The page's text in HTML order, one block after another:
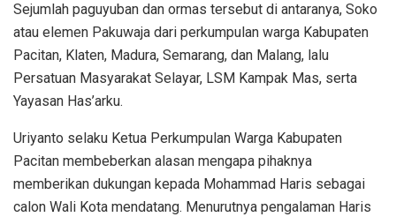
Sejumlah paguyuban dan ormas tersebut di antaranya, Soko
atau elemen Pakuwaja dari perkumpulan warga Kabupaten
Pacitan, Klaten, Madura, Semarang, dan Malang, lalu
Persatuan Masyarakat Selayar, LSM Kampak Mas, serta
Yayasan Has’arku.
Uriyanto selaku Ketua Perkumpulan Warga Kabupaten
Pacitan membeberkan alasan mengapa pihaknya
memberikan dukungan kepada Mohammad Haris sebagai
calon Wali Kota mendatang. Menurutnya pengalaman Haris